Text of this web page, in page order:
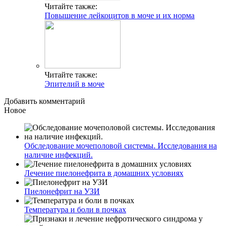
Читайте также:
Повышение лейкоцитов в моче и их норма
Читайте также:
Эпителий в моче
Добавить комментарий
Новое
Обследование мочеполовой системы. Исследования на
наличие инфекций.
Лечение пиелонефрита в домашних условиях
Пиелонефрит на УЗИ
Температура и боли в почках